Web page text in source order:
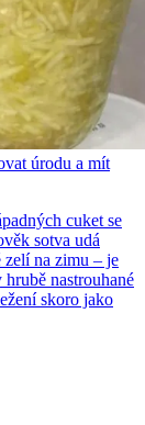
úrodu a mít
cuket se
sotva udá
zelí na zimu – je
nastrouhané
skoro jako